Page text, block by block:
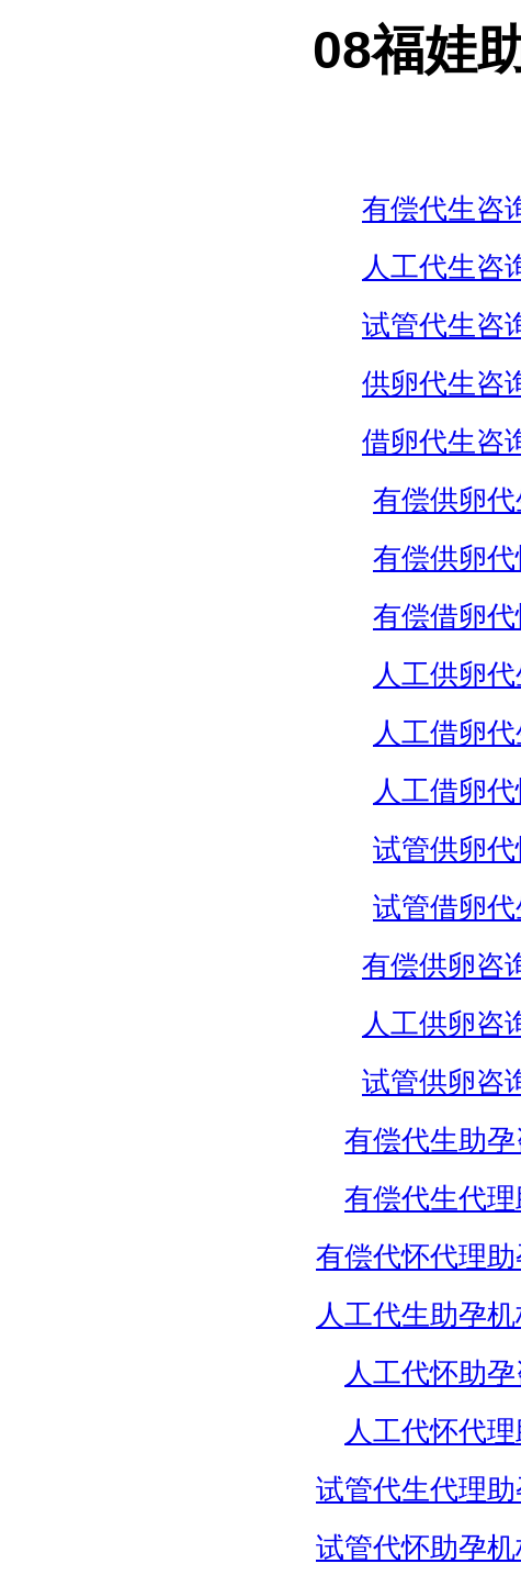
08福娃
有偿代生咨
人工代生咨
试管代生咨
供卵代生咨
借卵代生咨
有偿供卵
有偿供卵
有偿借卵
人工供卵
人工借卵
人工借卵
试管供卵
试管借卵
有偿供卵咨
人工供卵咨
试管供卵咨
有偿代生助孕
有偿代生代
有偿代怀代理
人工代生助孕机
人工代怀助
人工代怀代
试管代生代理
试管代怀助孕机